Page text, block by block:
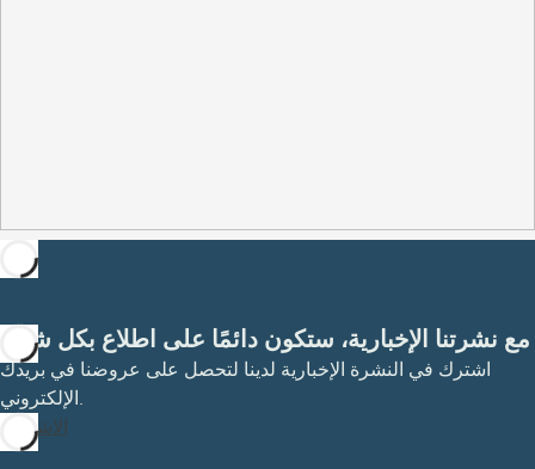
مع نشرتنا الإخبارية، ستكون دائمًا على اطلاع بكل شيء
اشترك في النشرة الإخبارية لدينا لتحصل على عروضنا في بريدك
الإلكتروني.
الاشتراك